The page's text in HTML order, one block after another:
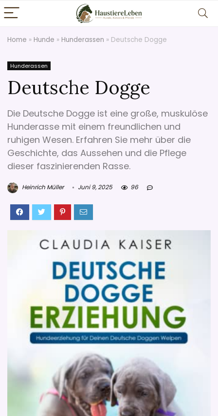
Home » Hunde » Hunderassen » Deutsche Dogge
Hunderassen
Deutsche Dogge
Die Deutsche Dogge ist eine große, muskulöse
Hunderasse mit einem freundlichen und
ruhigen Wesen. Erfahren Sie mehr über die
Geschichte, das Aussehen und die Pflege
dieser faszinierenden Rasse.
Heinrich Müller Juni 9, 2025 96